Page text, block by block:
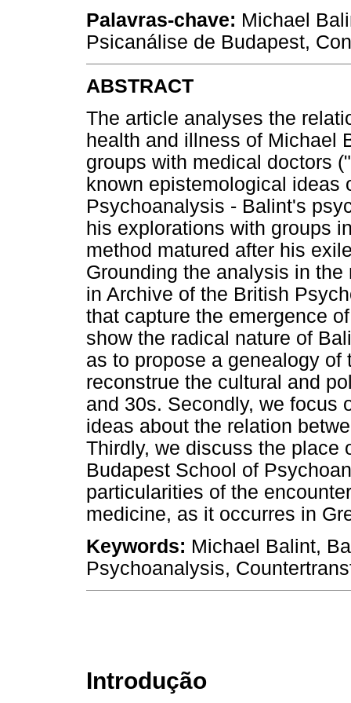
Palavras-chave: Michael
Psicanálise de Budapest,
ABSTRACT
The article analyses the
health and illness of Michael
groups with medical doctors
known epistemological ideas
Psychoanalysis - Balint's
his explorations with groups
method matured after his
Grounding the analysis in
in Archive of the British
that capture the emergence
show the radical nature of
as to propose a genealogy
reconstrue the cultural and
and 30s. Secondly, we focus
ideas about the relation
Thirdly, we discuss the place
Budapest School of
particularities of the
medicine, as it occurres in
Keywords: Michael Balint,
Psychoanalysis,
Introdução